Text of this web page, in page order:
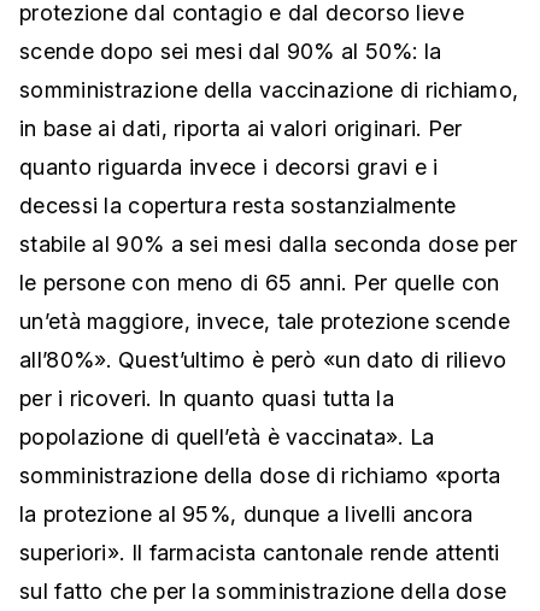
protezione dal contagio e dal decorso lieve
scende dopo sei mesi dal 90% al 50%: la
somministrazione della vaccinazione di richiamo,
in base ai dati, riporta ai valori originari. Per
quanto riguarda invece i decorsi gravi e i
decessi la copertura resta sostanzialmente
stabile al 90% a sei mesi dalla seconda dose per
le persone con meno di 65 anni. Per quelle con
un’età maggiore, invece, tale protezione scende
all’80%». Quest’ultimo è però «un dato di rilievo
per i ricoveri. In quanto quasi tutta la
popolazione di quell’età è vaccinata». La
somministrazione della dose di richiamo «porta
la protezione al 95%, dunque a livelli ancora
superiori». Il farmacista cantonale rende attenti
sul fatto che per la somministrazione della dose